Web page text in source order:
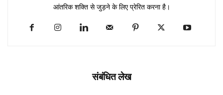
आंतरिक शक्ति से जुड़ने के लिए प्रेरित करना है।
संबंधित लेख